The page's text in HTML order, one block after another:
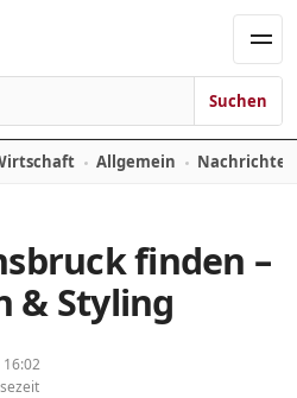
Suchen
Allgemein
finden –
& Styling